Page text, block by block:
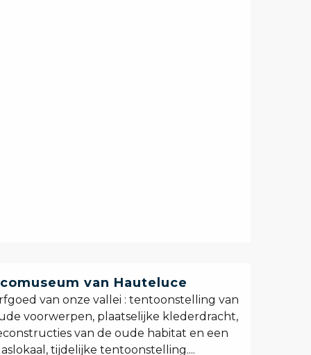
van Hauteluce
van onze vallei : tentoonstelling van
voorwerpen, plaatselijke klederdracht,
van de oude habitat en een
tijdelijke tentoonstelling....